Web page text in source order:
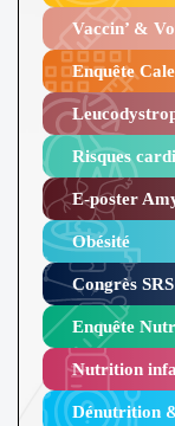
Vaccin’ &
Enquête
Risques
E-poster
Obésité ​
Congrès SRS
Enquête
Nutrition
Dénutrition